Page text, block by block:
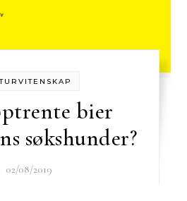
bier
søkshunder?
02/08/2019